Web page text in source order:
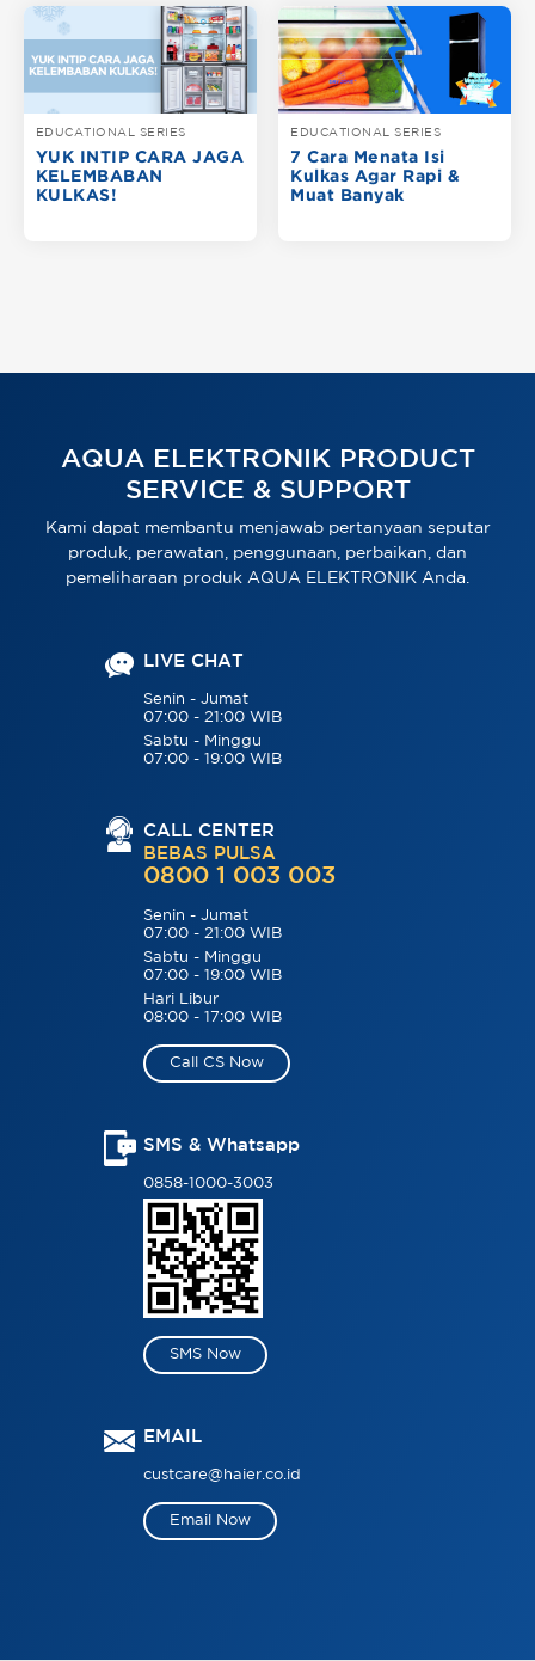
EDUCATIONAL SERIES
YUK INTIP CARA JAGA
KELEMBABAN
KULKAS!
EDUCATIONAL SERIES
7 Cara Menata Isi
Kulkas Agar Rapi &
Muat Banyak
AQUA ELEKTRONIK PRODUCT
SERVICE & SUPPORT
Kami dapat membantu menjawab pertanyaan seputar
produk, perawatan, penggunaan, perbaikan, dan
pemeliharaan produk AQUA ELEKTRONIK Anda.
LIVE CHAT
Senin - Jumat
07:00 - 21:00 WIB
Sabtu - Minggu
07:00 - 19:00 WIB
CALL CENTER
BEBAS PULSA
0800 1 003 003
Senin - Jumat
07:00 - 21:00 WIB
Sabtu - Minggu
07:00 - 19:00 WIB
Hari Libur
08:00 - 17:00 WIB
Call CS Now
SMS & Whatsapp
0858-1000-3003
SMS Now
EMAIL
custcare@haier.co.id
Email Now